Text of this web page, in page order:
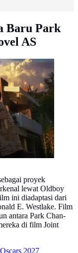
Baru Park
AS
proyek
lewat Oldboy
ini diadaptasi dari
E. Westlake. Film
antara Park Chan-
di film Joint
2027